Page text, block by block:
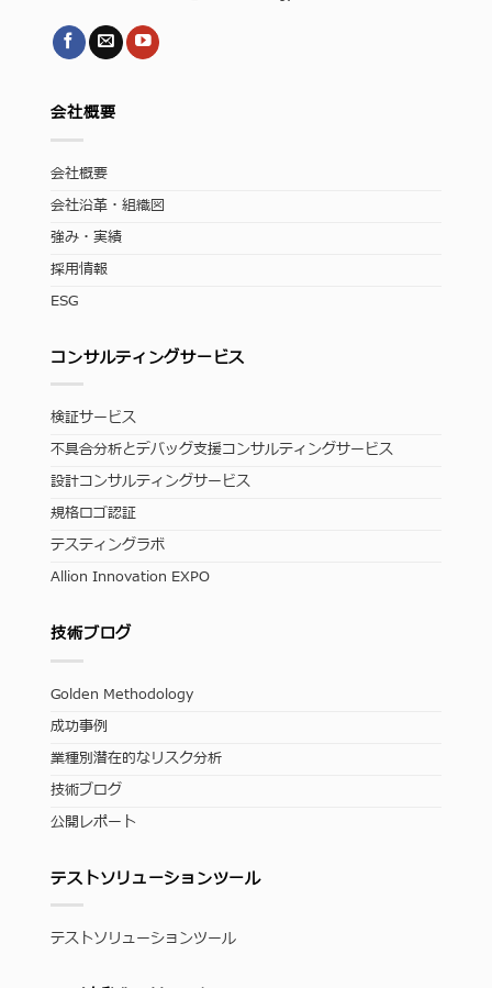
会社概要
会社概要
会社沿革・組織図
強み・実績
採用情報
ESG
コンサルティングサービス
検証サービス
不具合分析とデバッグ支援コンサルティングサービス
設計コンサルティングサービス
規格ロゴ認証
テスティングラボ
Allion Innovation EXPO
技術ブログ
Golden Methodology
成功事例
業種別潜在的なリスク分析
技術ブログ
公開レポート
テストソリューションツール
テストソリューションツール